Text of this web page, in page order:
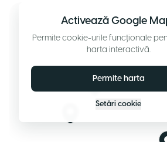
Activează Google
Permite cookie-urile funcționale
harta interactivă.
Permite harta
Setări cookie